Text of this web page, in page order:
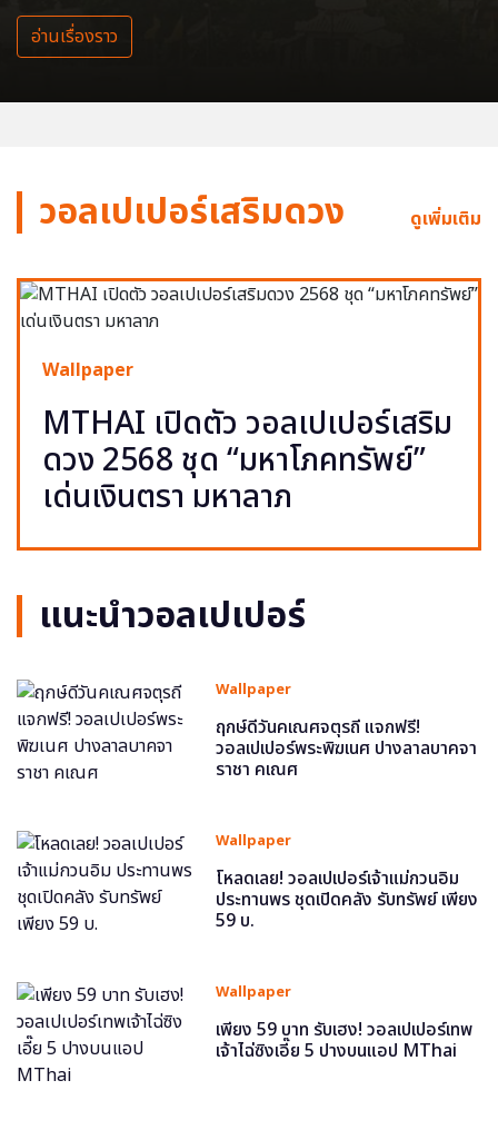
อ่านเรื่องราว
วอลเปเปอร์เสริมดวง ดูเพิ่มเติม
Wallpaper
MTHAI เปิดตัว วอลเปเปอร์เสริม
ดวง 2568 ชุด “มหาโภคทรัพย์”
เด่นเงินตรา มหาลาภ
แนะนำวอลเปเปอร์
Wallpaper
ฤกษ์ดีวันคเณศจตุรถี แจกฟรี!
วอลเปเปอร์พระพิฆเนศ ปางลาลบาคจา
ราชา คเณศ
Wallpaper
โหลดเลย! วอลเปเปอร์เจ้าแม่กวนอิม
ประทานพร ชุดเปิดคลัง รับทรัพย์ เพียง
59 บ.
Wallpaper
เพียง 59 บาท รับเฮง! วอลเปเปอร์เทพ
เจ้าไฉ่ซิงเอี๊ย 5 ปางบนแอป MThai